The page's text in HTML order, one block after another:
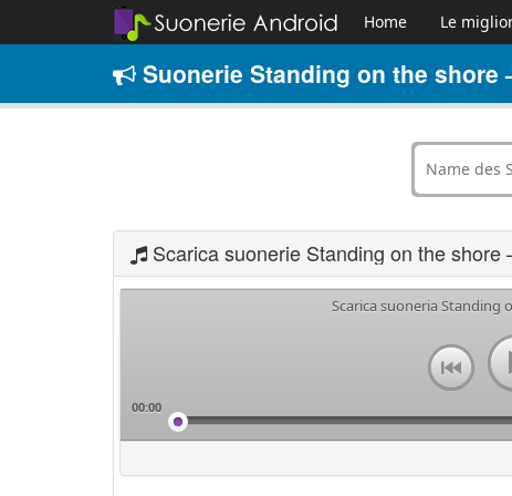
Home Le
Suonerie Standing on the shore
Scarica suonerie Standing on the shore
Scarica suoneria Standing
00:00